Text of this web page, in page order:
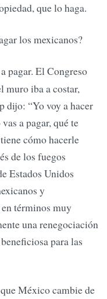
que lo haga.
los mexicanos?
pagar. El Congreso
muro iba a costar,
dijo: “Yo voy a hacer
a pagar, qué te
cómo hacerle
de los fuegos
Estados Unidos
y
términos muy
una renegociación
para las
México cambie de